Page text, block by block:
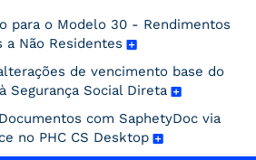
para o Modelo 30 - Rendimentos
a Não Residentes
de vencimento base do
Segurança Social Direta
com SaphetyDoc via
no PHC CS Desktop